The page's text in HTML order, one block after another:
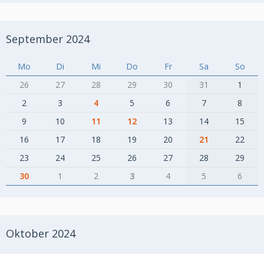
September 2024
Mo Di Mi Do Fr Sa
So
26
27 28 29 30 31
1
2
3 4 5 6 7
8
9
10 11 12 13 14
15
16
17 18 19 20 21
22
23
24 25 26 27 28
29
30
1 2 3 4 5 6
Oktober 2024